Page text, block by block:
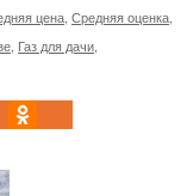
цена Средняя оценка
Газ для дачи